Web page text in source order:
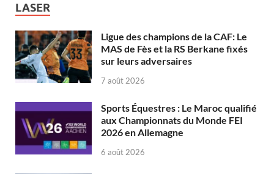
LASER
Ligue des champions de la CAF: Le
MAS de Fès et la RS Berkane fixés
sur leurs adversaires
7 août 2026
Sports Équestres : Le Maroc qualifié
aux Championnats du Monde FEI
2026 en Allemagne
6 août 2026